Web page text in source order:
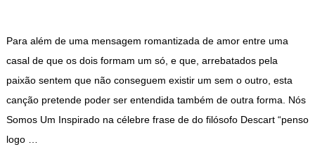
Para além de uma mensagem romantizada de amor entre uma
casal de que os dois formam um só, e que, arrebatados pela
paixão sentem que não conseguem existir um sem o outro, esta
canção pretende poder ser entendida também de outra forma. Nós
Somos Um Inspirado na célebre frase de do filósofo Descart “penso
logo …